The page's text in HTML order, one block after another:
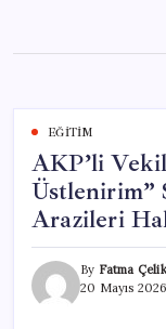
content
EĞITIM
AKP’li
Üstlenirim”
Arazileri
By Fatma Çelik
20 Mayıs 2026